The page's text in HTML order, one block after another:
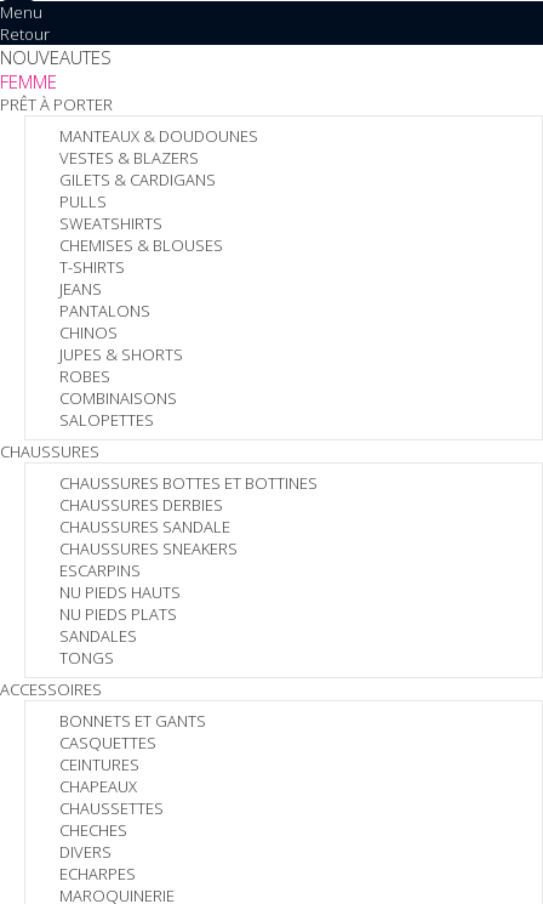
Menu
Retour
NOUVEAUTES
FEMME
PRÊT À PORTER
MANTEAUX & DOUDOUNES
VESTES & BLAZERS
GILETS & CARDIGANS
PULLS
SWEATSHIRTS
CHEMISES & BLOUSES
T-SHIRTS
JEANS
PANTALONS
CHINOS
JUPES & SHORTS
ROBES
COMBINAISONS
SALOPETTES
CHAUSSURES
CHAUSSURES BOTTES ET BOTTINES
CHAUSSURES DERBIES
CHAUSSURES SANDALE
CHAUSSURES SNEAKERS
ESCARPINS
NU PIEDS HAUTS
NU PIEDS PLATS
SANDALES
TONGS
ACCESSOIRES
BONNETS ET GANTS
CASQUETTES
CEINTURES
CHAPEAUX
CHAUSSETTES
CHECHES
DIVERS
ECHARPES
MAROQUINERIE